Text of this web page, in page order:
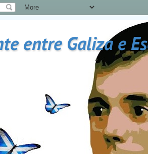
entre Galiza e